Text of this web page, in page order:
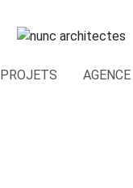
PROJETS AGENCE